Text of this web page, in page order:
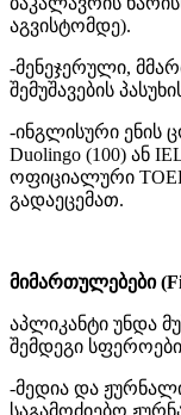
აგვისტომდე).
-მენეჯერული,
შემუშავების
-ინგლისური ენის
Duolingo (100) ან
ოფიციალური
გადაეცემათ.
მიმართულებები
აპლიკანტი უნდა
შემდეგი
-მედია და